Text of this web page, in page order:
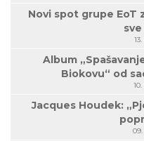
Novi spot grupe EoT
Album
Biokovu“ od
Jacques Houdek:
09.